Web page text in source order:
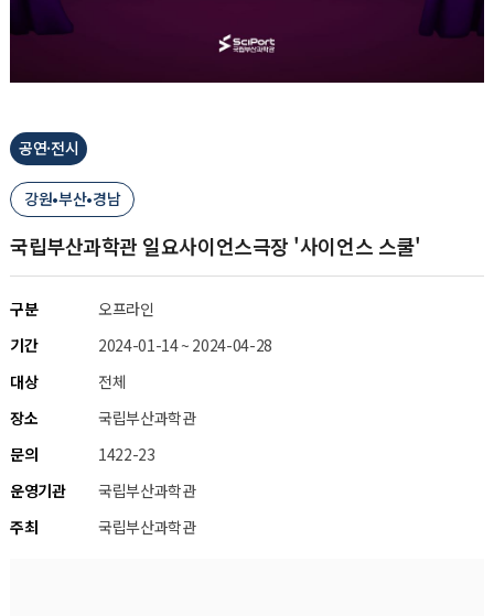
공연·전시
강원•부산•경남
국립부산과학관 일요사이언스극장 '사이언스 스쿨'
구분
오프라인
기간
2024-01-14 ~ 2024-04-28
대상
전체
장소
국립부산과학관
문의
1422-23
운영기관
국립부산과학관
주최
국립부산과학관